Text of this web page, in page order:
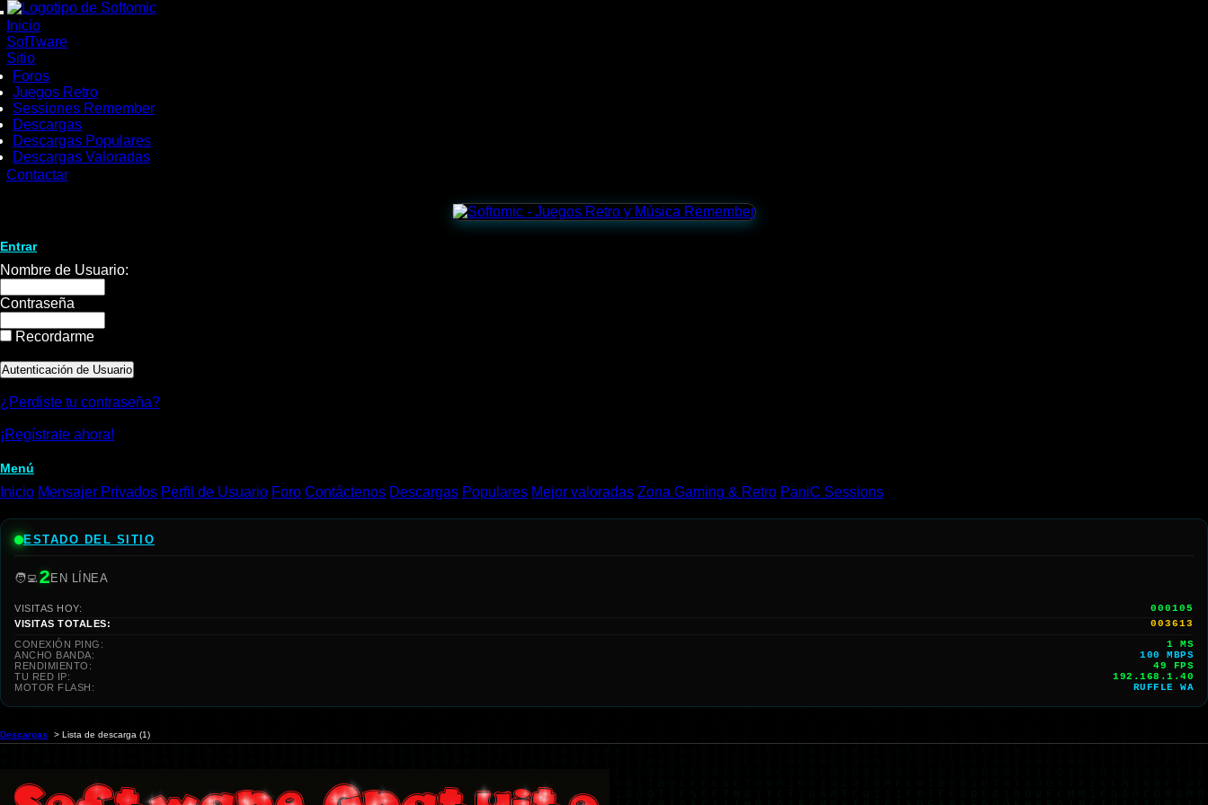
wWw.SofTomiC.org
-
Descargas
Inicio
SofTware
Sitio
Foros
Juegos Retro
Sessiones Remember
Descargas
Descargas Populares
Descargas Valoradas
Contactar
Entrar
Nombre de Usuario:
Contraseña
Recordarme
¿Perdiste tu contraseña?
¡Regístrate ahora!
Menú
Inicio Mensajer Privados Perfil de Usuario Foro Contáctenos Descargas Populares Mejor valoradas Zona Gaming & Retro PaniC Sessions
ESTADO DEL SITIO
🧑‍💻2 EN LÍNEA
VISITAS HOY:
000105
VISITAS TOTALES:
003613
CONEXIÓN PING:
1 MS
ANCHO BANDA:
100 MBPS
RENDIMIENTO:
43 FPS
TU RED IP:
192.168.1.40
MOTOR FLASH:
RUFFLE WA
Descargas > Lista de descarga (1)